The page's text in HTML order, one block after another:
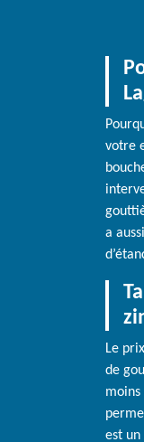
votre
a
Le
de
moins
est